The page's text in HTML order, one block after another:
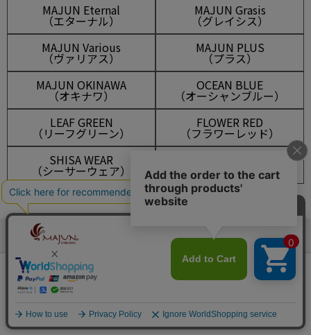
MAJUN Eternal
（エターナル）
MAJUN Grasis
（グレイシス）
MAJUN Various
（ヴァリアス）
MAJUN PLUS
（プラス）
MAJUN OKINAWA
（オキナワ）
OCEAN BLUE
（オーシャンブルー）
LEAF GREEN
（リーフグリーン）
FLOWER RED
（フラワーレッド）
SHISA WEAR
（シーサーウェア） （アウトレット）
会員は660ポイント付与！
¥13,200税込